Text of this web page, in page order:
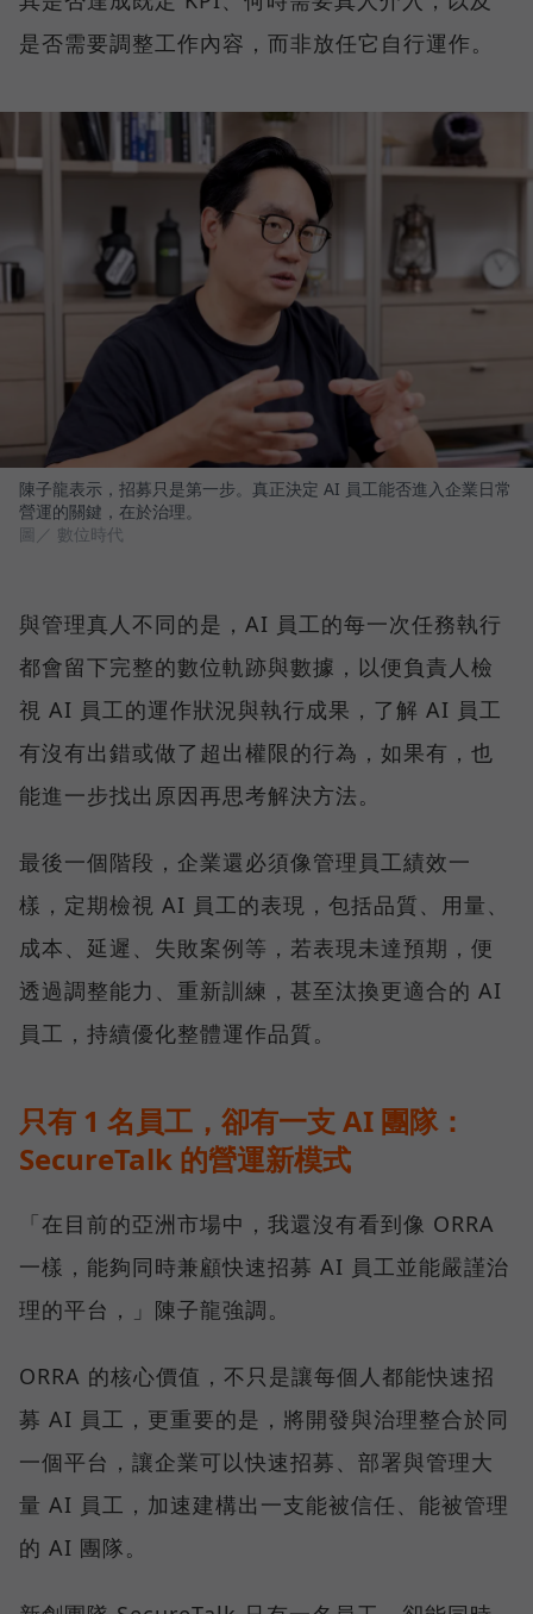
是否需要調整工作內容，而非放任它自行運作。
陳子龍表示，招募只是第一步。真正決定 AI 員工能否進入企業日常
營運的關鍵，在於治理。
圖／ 數位時代
與管理真人不同的是，AI 員工的每一次任務執行
都會留下完整的數位軌跡與數據，以便負責人檢
視 AI 員工的運作狀況與執行成果，了解 AI 員工
有沒有出錯或做了超出權限的行為，如果有，也
能進一步找出原因再思考解決方法。
最後一個階段，企業還必須像管理員工績效一
樣，定期檢視 AI 員工的表現，包括品質、用量、
成本、延遲、失敗案例等，若表現未達預期，便
透過調整能力、重新訓練，甚至汰換更適合的 AI
員工，持續優化整體運作品質。
只有 1 名員工，卻有一支 AI 團隊：
SecureTalk 的營運新模式
「在目前的亞洲市場中，我還沒有看到像 ORRA
一樣，能夠同時兼顧快速招募 AI 員工並能嚴謹治
理的平台，」陳子龍強調。
ORRA 的核心價值，不只是讓每個人都能快速招
募 AI 員工，更重要的是，將開發與治理整合於同
一個平台，讓企業可以快速招募、部署與管理大
量 AI 員工，加速建構出一支能被信任、能被管理
的 AI 團隊。